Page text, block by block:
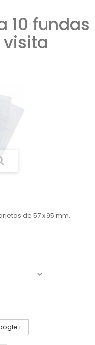
10 fundas
de 57 x 95 mm.